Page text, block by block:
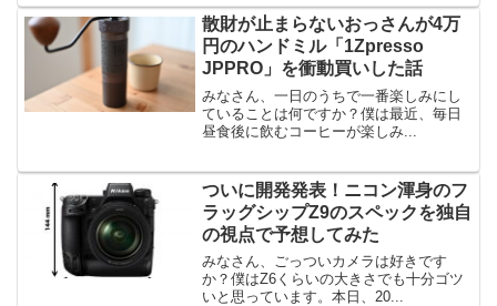
散財が止まらないおっさんが4万
円のハンドミル「1Zpresso
JPPRO」を衝動買いした話
みなさん、一日のうちで一番楽しみにし
ていることは何ですか？僕は最近、毎日
昼食後に飲むコーヒーが楽しみ...
ついに開発発表！ニコン渾身のフ
ラッグシップZ9のスペックを独自
の視点で予想してみた
みなさん、ごっついカメラは好きです
か？僕はZ6くらいの大きさでも十分ゴツ
いと思っています。本日、20...